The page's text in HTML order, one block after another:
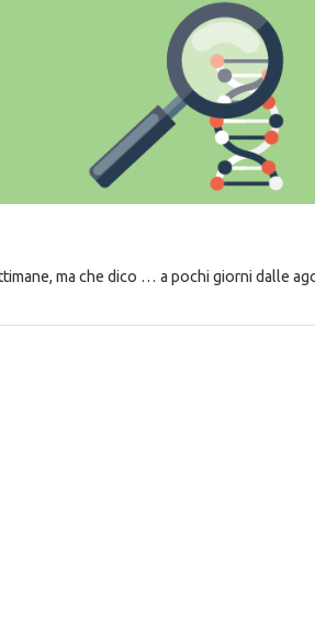
ma che dico … a pochi giorni dalle